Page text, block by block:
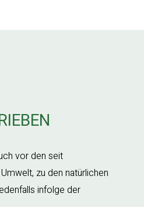
vor den seit
zu den natürlichen
infolge der